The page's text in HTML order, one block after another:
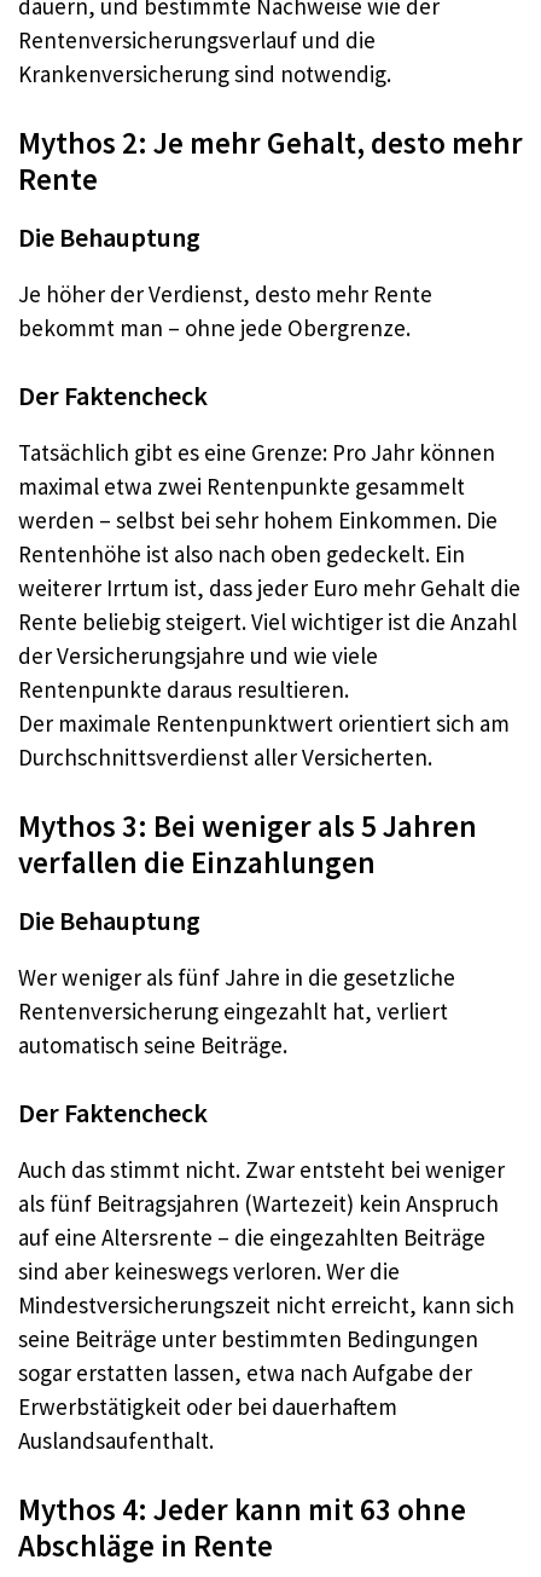
dauern, und bestimmte Nachweise wie der
Rentenversicherungsverlauf und die
Krankenversicherung sind notwendig.
Mythos 2: Je mehr Gehalt, desto mehr
Rente
Die Behauptung
Je höher der Verdienst, desto mehr Rente
bekommt man – ohne jede Obergrenze.
Der Faktencheck
Tatsächlich gibt es eine Grenze: Pro Jahr können
maximal etwa zwei Rentenpunkte gesammelt
werden – selbst bei sehr hohem Einkommen. Die
Rentenhöhe ist also nach oben gedeckelt. Ein
weiterer Irrtum ist, dass jeder Euro mehr Gehalt die
Rente beliebig steigert. Viel wichtiger ist die Anzahl
der Versicherungsjahre und wie viele
Rentenpunkte daraus resultieren.
Der maximale Rentenpunktwert orientiert sich am
Durchschnittsverdienst aller Versicherten.
Mythos 3: Bei weniger als 5 Jahren
verfallen die Einzahlungen
Die Behauptung
Wer weniger als fünf Jahre in die gesetzliche
Rentenversicherung eingezahlt hat, verliert
automatisch seine Beiträge.
Der Faktencheck
Auch das stimmt nicht. Zwar entsteht bei weniger
als fünf Beitragsjahren (Wartezeit) kein Anspruch
auf eine Altersrente – die eingezahlten Beiträge
sind aber keineswegs verloren. Wer die
Mindestversicherungszeit nicht erreicht, kann sich
seine Beiträge unter bestimmten Bedingungen
sogar erstatten lassen, etwa nach Aufgabe der
Erwerbstätigkeit oder bei dauerhaftem
Auslandsaufenthalt.
Mythos 4: Jeder kann mit 63 ohne
Abschläge in Rente